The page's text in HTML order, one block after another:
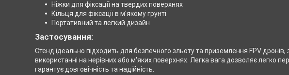
Ніжки для фіксації на твердих поверхнях
Кільця для фіксації в м'якому грунті
Портативний та легкий дизайн
Застосування:
Стенд ідеально підходить для безпечного зльоту та приземлення FPV
використанні на нерівних або м'яких поверхнях. Легка вага дозволяє легко
гарантує довговічність та надійність.